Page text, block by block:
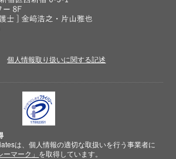
個人情報取り扱いに関する記述
は、個人情報の適切な取扱いを行う事業者に
ーマーク」 を取得しています。